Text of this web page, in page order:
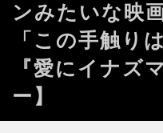
ンみたいな映
「この手触り
『愛にイナズ
ー】